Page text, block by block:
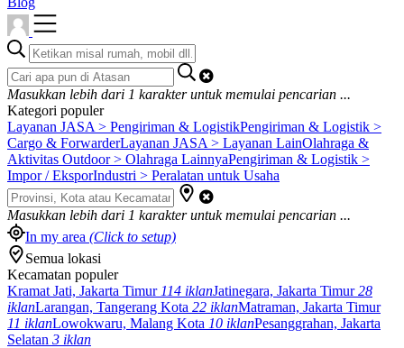
Masukkan lebih dari 1 karakter untuk memulai pencarian ...
Kategori populer
Layanan JASA > Pengiriman & LogistikPengiriman & Logistik >
Cargo & ForwarderLayanan JASA > Layanan LainOlahraga &
Aktivitas Outdoor > Olahraga LainnyaPengiriman & Logistik >
Impor / EksporIndustri > Peralatan untuk Usaha
Masukkan lebih dari 1 karakter untuk memulai pencarian ...
In my area (Click to setup)
Semua lokasi
Kecamatan populer
Kramat Jati, Jakarta Timur 114 iklanJatinegara, Jakarta Timur28
iklanLarangan, Tangerang Kota 22 iklanMatraman, Jakarta Timur
11 iklanLowokwaru, Malang Kota 10 iklanPesanggrahan, Jakarta
Selatan 3 iklan